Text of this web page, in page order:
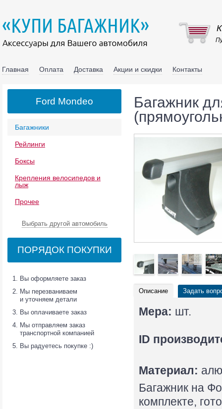
Главная Оплата Доставка Акции и скидки Контакты
Багажники
Рейлинги
Боксы
Крепления велосипедов и
лыж
Прочее
Выбрать другой автомобиль
ПОРЯДОК ПОКУПКИ
Вы оформляете заказ
Мы перезваниваем
и уточняем детали
Вы оплачиваете заказ
Мы отправляем заказ
транспортной компанией
Вы радуетесь покупке :)
Багажник
Описание Задать
Мера: шт.
ID
Материал:
Багажник на
комплекте,
Ford Mondeo